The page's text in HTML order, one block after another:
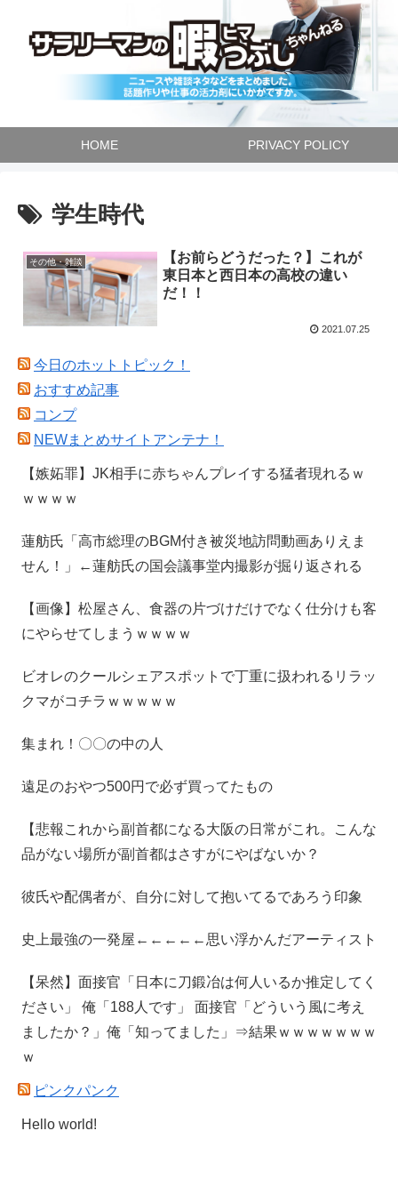
HOME PRIVACY POLICY
学生時代
その他・雑談
【お前らどうだった？】これが
東日本と西日本の高校の違い
だ！！
2021.07.25
今日のホットトピック！
おすすめ記事
コンプ
NEWまとめサイトアンテナ！
【嫉妬罪】JK相手に赤ちゃんプレイする猛者現れるｗ
ｗｗｗｗ
蓮舫氏「高市総理のBGM付き被災地訪問動画ありえま
せん！」←蓮舫氏の国会議事堂内撮影が掘り返される
【画像】松屋さん、食器の片づけだけでなく仕分けも客
にやらせてしまうｗｗｗｗ
ビオレのクールシェアスポットで丁重に扱われるリラッ
クマがコチラｗｗｗｗｗ
集まれ！〇〇の中の人
遠足のおやつ500円で必ず買ってたもの
【悲報これから副首都になる大阪の日常がこれ。こんな
品がない場所が副首都はさすがにやばないか？
彼氏や配偶者が、自分に対して抱いてるであろう印象
史上最強の一発屋←←←←←思い浮かんだアーティスト
【呆然】面接官「日本に刀鍛冶は何人いるか推定してく
ださい」 俺「188人です」 面接官「どういう風に考え
ましたか？」俺「知ってました」⇒結果ｗｗｗｗｗｗｗ
ｗ
ピンクパンク
Hello world!